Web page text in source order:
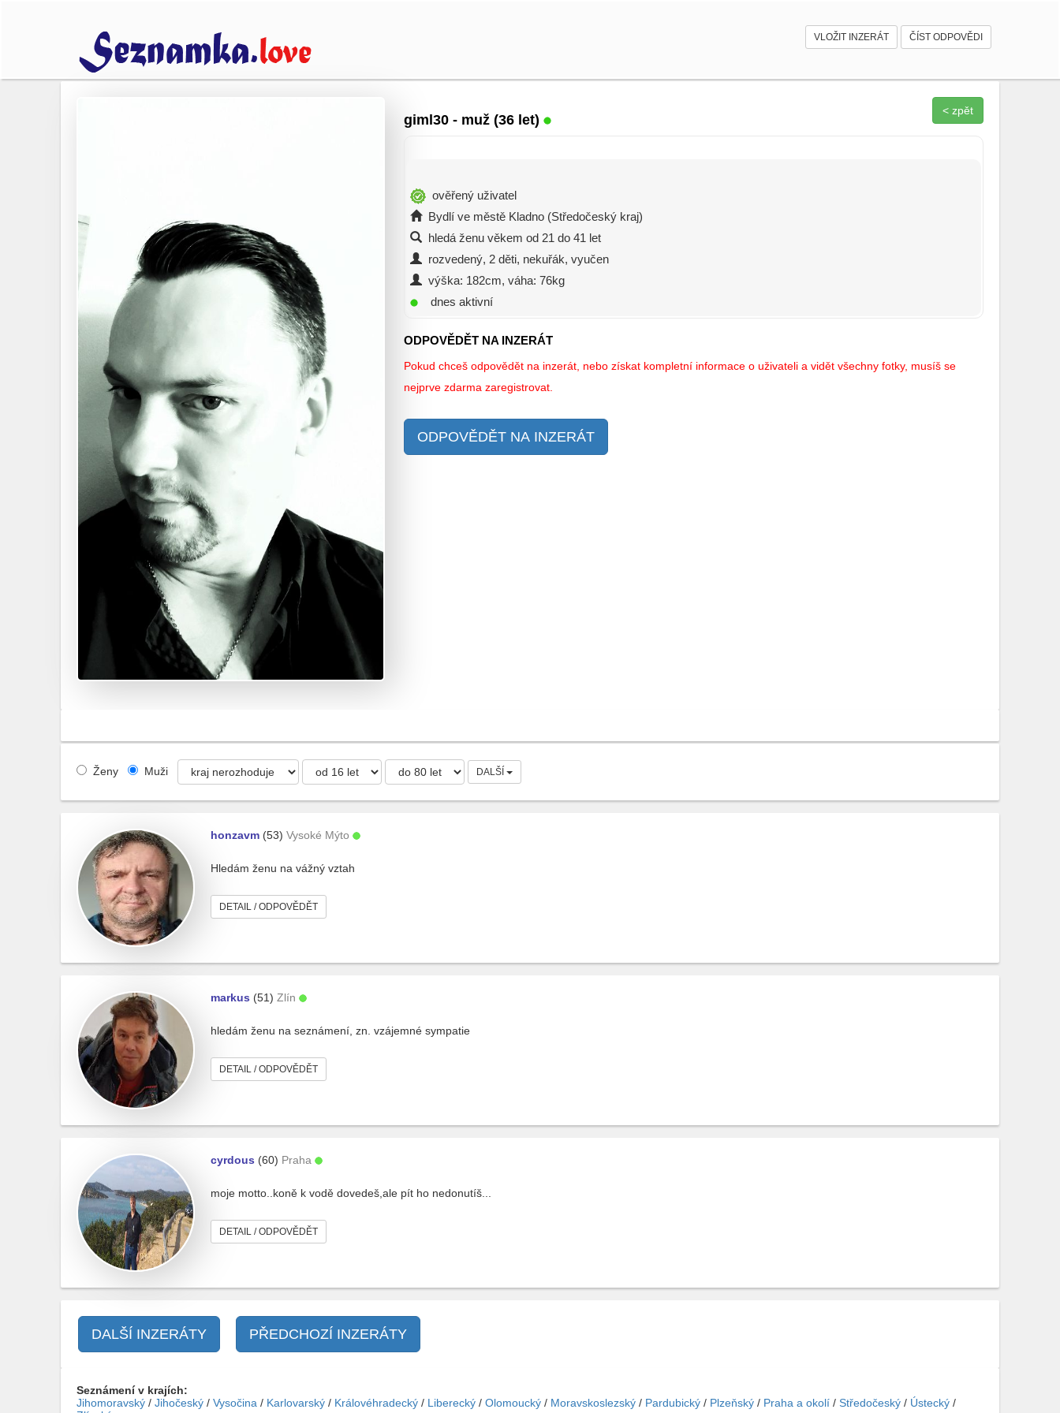
VLOŽIT INZERÁT ČÍST ODPOVĚDI
giml30 - muž (36 let)
< zpět
ověřený uživatel
Bydlí ve městě Kladno (Středočeský kraj)
hledá ženu věkem od 21 do 41 let
rozvedený, 2 děti, nekuřák, vyučen
výška: 182cm, váha: 76kg
dnes aktivní
ODPOVĚDĚT NA INZERÁT
Pokud chceš odpovědět na inzerát, nebo získat kompletní informace o uživateli a vidět všechny fotky, musíš se
nejprve zdarma zaregistrovat.
ODPOVĚDĚT NA INZERÁT
Ženy Muži DALŠÍ
honzavm (53) Vysoké Mýto
Hledám ženu na vážný vztah
DETAIL / ODPOVĚDĚT
markus (51) Zlín
hledám ženu na seznámení, zn. vzájemné sympatie
DETAIL / ODPOVĚDĚT
cyrdous (60) Praha
moje motto..koně k vodě dovedeš,ale pít ho nedonutíš...
DETAIL / ODPOVĚDĚT
DALŠÍ INZERÁTY PŘEDCHOZÍ INZERÁTY
Seznámení v krajích:
Jihomoravský / Jihočeský / Vysočina / Karlovarský / Královéhradecký / Liberecký / Olomoucký / Moravskoslezský / Pardubický / Plzeňský / Praha a okolí / Středočeský / Ústecký /